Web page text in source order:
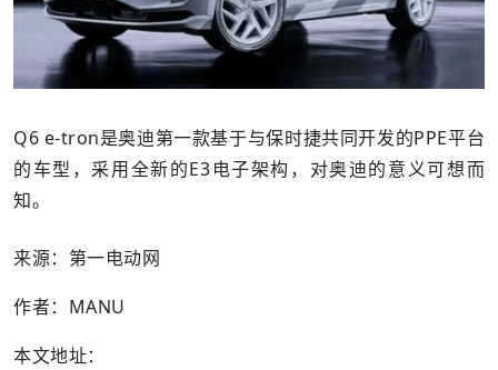
Q6 e-tron是奥迪第一款基于与保时捷共同开发的PPE平台
的车型，采用全新的E3电子架构，对奥迪的意义可想而
知。
来源：第一电动网
作者：MANU
本文地址：